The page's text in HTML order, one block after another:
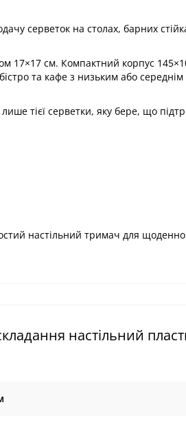
серветок на столах, барних
17×17 см. Компактний корпус
та кафе з низьким або середнім
тієї серветки, яку бере, що
настільний тримач для
настільний